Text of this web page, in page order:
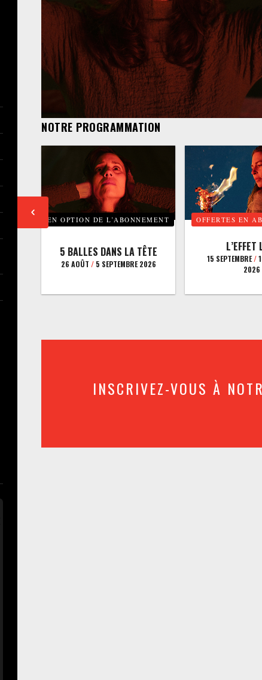
NOTRE PROGRAMMATION
EN OPTION DE L’ABONNEMENT
5 BALLES DANS LA TÊTE
26 AOÛT /5 SEPTEMBRE 2026
OFFERTES EN
L’EFFET
15 SEPTEMBRE/
2026
INSCRIVEZ-VOUS À